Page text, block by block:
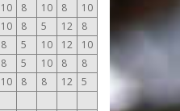
10 8 10 8
10
10 8 5 12
8
8 5 10 12
10
8 5 10 8
8
10 8 8 12
5